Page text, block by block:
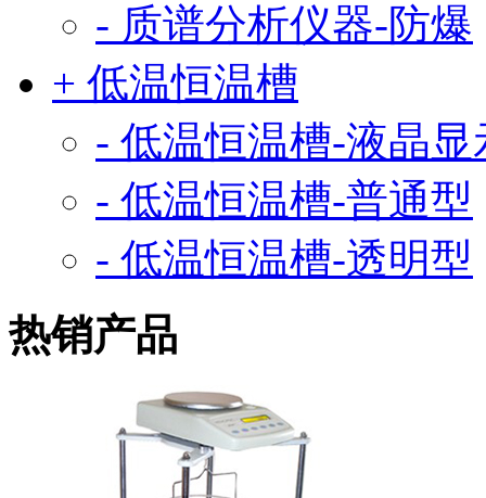
- 质谱分析仪器-防爆
+ 低温恒温槽
- 低温恒温槽-液晶显
- 低温恒温槽-普通型
- 低温恒温槽-透明型
热销产品